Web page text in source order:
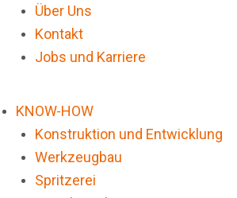
Über Uns
Kontakt
Jobs und Karriere
KNOW-HOW
Konstruktion und Entwicklung
Werkzeugbau
Spritzerei